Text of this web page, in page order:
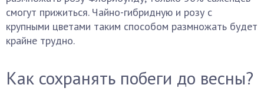
смогут прижиться. Чайно-гибридную и розу с
крупными цветами таким способом размножать будет
крайне трудно.
Как сохранять побеги до весны?